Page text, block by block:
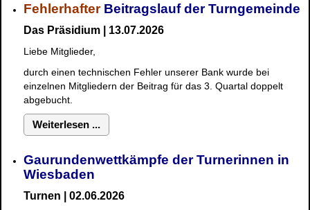
FehlerhafterBeitragslauf der Turngemeinde
Das Präsidium | 13.07.2026
Liebe Mitglieder,
durch einen technischen Fehler unserer Bank wurde bei
einzelnen Mitgliedern der Beitrag für das 3. Quartal doppelt
abgebucht.
Weiterlesen ...
Gaurundenwettkämpfe der Turnerinnen in
Wiesbaden
Turnen | 02.06.2026